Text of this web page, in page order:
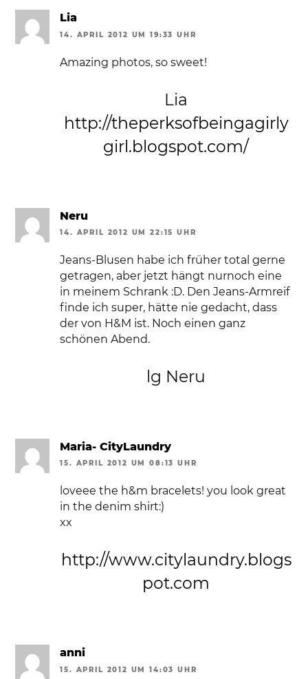
Lia
14. APRIL 2012 UM 19:33 UHR
Amazing photos, so sweet!
Lia
http://theperksofbeingagirly
girl.blogspot.com/
Neru
14. APRIL 2012 UM 22:15 UHR
Jeans-Blusen habe ich früher total gerne
getragen, aber jetzt hängt nurnoch eine
in meinem Schrank :D. Den Jeans-Armreif
finde ich super, hätte nie gedacht, dass
der von H&M ist. Noch einen ganz
schönen Abend.
lg Neru
Maria- CityLaundry
15. APRIL 2012 UM 08:13 UHR
loveee the h&m bracelets! you look great
in the denim shirt:)
xx
http://www.citylaundry.blogs
pot.com
anni
15. APRIL 2012 UM 14:03 UHR